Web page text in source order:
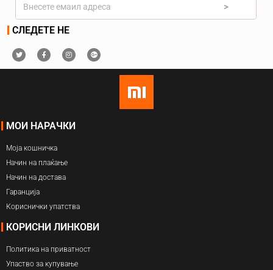
>
СЛЕДЕТЕ НЕ
МОИ НАРАЧКИ
Моја кошничка
Начин на плаќање
Начин на достава
Гаранција
Кориснички упатства
КОРИСНИ ЛИНКОВИ
Политика на приватност
Упаство за купување